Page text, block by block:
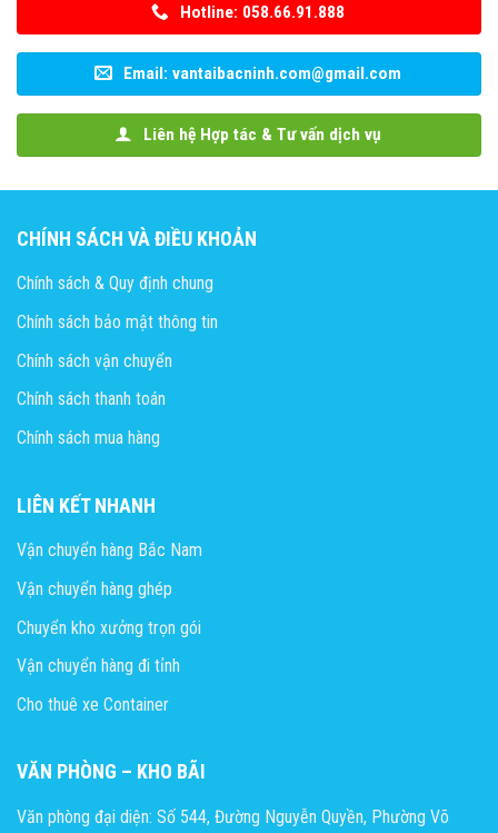
Hotline: 058.66.91.888
Email: vantaibacninh.com@gmail.com
Liên hệ Hợp tác & Tư vấn dịch vụ
CHÍNH SÁCH VÀ ĐIỀU KHOẢN
Chính sách & Quy định chung
Chính sách bảo mật thông tin
Chính sách vận chuyển
Chính sách thanh toán
Chính sách mua hàng
LIÊN KẾT NHANH
Vận chuyển hàng Bắc Nam
Vận chuyển hàng ghép
Chuyển kho xưởng trọn gói
Vận chuyển hàng đi tỉnh
Cho thuê xe Container
VĂN PHÒNG – KHO BÃI
Văn phòng đại diện: Số 544, Đường Nguyễn Quyền, Phường Võ